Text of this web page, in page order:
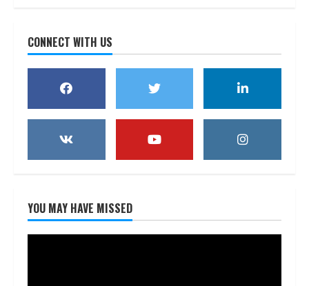
CONNECT WITH US
YOU MAY HAVE MISSED